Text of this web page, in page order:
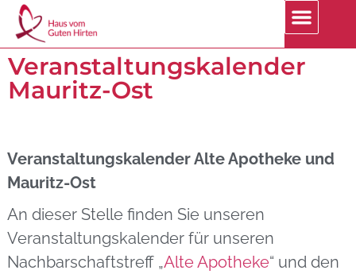
Veranstaltungskalender
Mauritz-Ost
Veranstaltungskalender Alte Apotheke und
Mauritz-Ost
An dieser Stelle finden Sie unseren
Veranstaltungskalender für unseren
Nachbarschaftstreff „Alte Apotheke“ und den